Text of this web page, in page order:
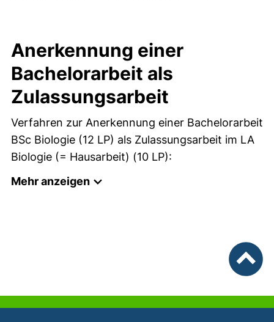
Anerkennung einer
Bachelorarbeit als
Zulassungsarbeit
Verfahren zur Anerkennung einer Bachelorarbeit
BSc Biologie (12 LP) als Zulassungsarbeit im LA
Biologie (= Hausarbeit) (10 LP):
Mehr anzeigen